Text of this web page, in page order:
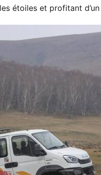
étoiles et profitant